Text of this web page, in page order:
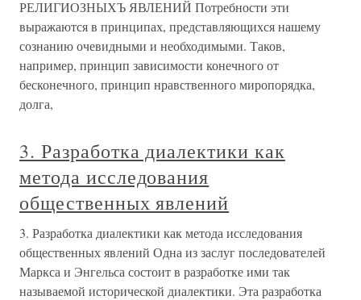
РЕЛИГИОЗНЫХЪ ЯВЛЕНИЙ Потребности эти
выражаются в принципах, представляющихся нашему
сознанию очевидными и необходимыми. Таков,
например, принцип зависимости конечного от
бесконечного, принцип нравственного миропорядка,
долга,
3. Разработка диалектики как
метода исследования
общественных явлений
3. Разработка диалектики как метода исследования
общественных явлений Одна из заслуг последователей
Маркса и Энгельса состоит в разработке ими так
называемой исторической диалектики. Эта разработка